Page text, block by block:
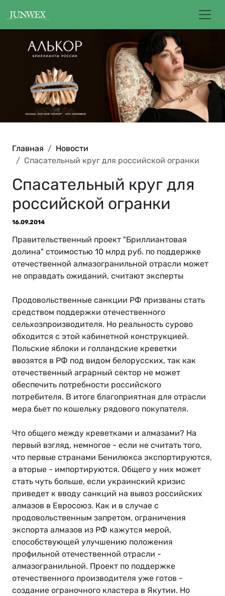
Главная
Новости
Спасательный круг для российской огранки
Спасательный круг для
российской огранки
16.09.2014
Правительственный проект "Бриллиантовая
долина" стоимостью 10 млрд руб. по поддержке
отечественной алмазогранильной отрасли может
не оправдать ожиданий, считают эксперты
Продовольственные санкции РФ призваны стать
средством поддержки отечественного
сельхозпроизводителя. Но реальность сурово
обходится с этой кабинетной конструкцией.
Польские яблоки и голландские креветки
ввозятся в РФ под видом белорусских, так как
отечественный аграрный сектор не может
обеспечить потребности российского
потребителя. В итоге благоприятная для отрасли
мера бьет по кошельку рядового покупателя.
Что общего между креветками и алмазами? На
первый взгляд, немногое - если не считать того,
что первые странами Бенилюкса экспортируются,
а вторые - импортируются. Общего у них может
стать чуть больше, если украинский кризис
приведет к вводу санкций на вывоз российских
алмазов в Евросоюз. Как и в случае с
продовольственным запретом, ограничения
экспорта алмазов из РФ кажутся мерой,
способствующей улучшению положения
профильной отечественной отрасли -
алмазогранильной. Проект по поддержке
отечественного производителя уже готов -
создание ограночного кластера в Якутии. Но